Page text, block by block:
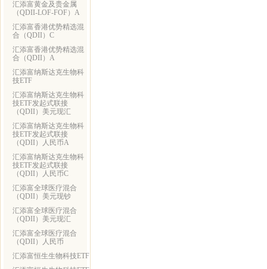
汇添富黄金及贵金属
（QDII-LOF-FOF）A
汇添富香港优势精选混
合（QDII）C
汇添富香港优势精选混
合（QDII）A
汇添富纳斯达克生物科
技ETF
汇添富纳斯达克生物科
技ETF发起式联接
（QDII）美元现汇
汇添富纳斯达克生物科
技ETF发起式联接
（QDII）人民币A
汇添富纳斯达克生物科
技ETF发起式联接
（QDII）人民币C
汇添富全球医疗混合
（QDII）美元现钞
汇添富全球医疗混合
（QDII）美元现汇
汇添富全球医疗混合
（QDII）人民币
汇添富恒生生物科技ETF